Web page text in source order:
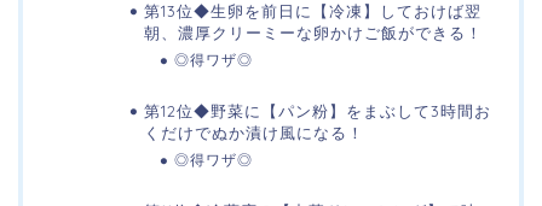
第13位◆生卵を前日に【冷凍】しておけば翌
朝、濃厚クリーミーな卵かけご飯ができる！
◎得ワザ◎
第12位◆野菜に【パン粉】をまぶして3時間お
くだけでぬか漬け風になる！
◎得ワザ◎